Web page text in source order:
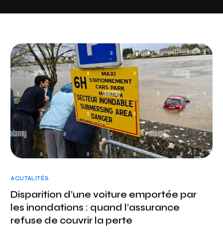
ACUTALITÉS
Disparition d’une voiture emportée par
les inondations : quand l’assurance
refuse de couvrir la perte